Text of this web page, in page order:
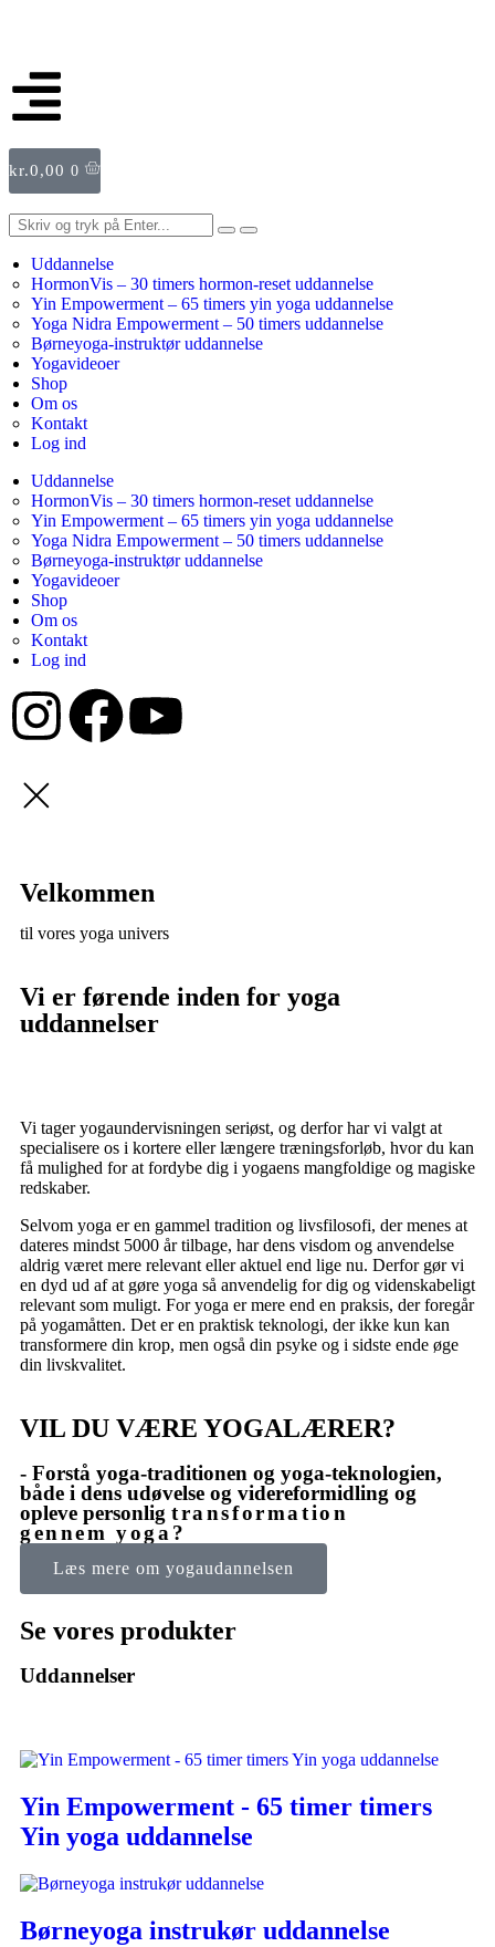
kr.0,00 0
Uddannelse
HormonVis – 30 timers hormon-reset uddannelse
Yin Empowerment – 65 timers yin yoga uddannelse
Yoga Nidra Empowerment – 50 timers uddannelse
Børneyoga-instruktør uddannelse
Yogavideoer
Shop
Om os
Kontakt
Log ind
Uddannelse
HormonVis – 30 timers hormon-reset uddannelse
Yin Empowerment – 65 timers yin yoga uddannelse
Yoga Nidra Empowerment – 50 timers uddannelse
Børneyoga-instruktør uddannelse
Yogavideoer
Shop
Om os
Kontakt
Log ind
Velkommen
til vores yoga univers
Vi er førende inden for yoga
uddannelser
Vi tager yogaundervisningen seriøst, og derfor har vi valgt at
specialisere os i kortere eller længere træningsforløb, hvor du kan
få mulighed for at fordybe dig i yogaens mangfoldige og magiske
redskaber.
Selvom yoga er en gammel tradition og livsfilosofi, der menes at
dateres mindst 5000 år tilbage, har dens visdom og anvendelse
aldrig været mere relevant eller aktuel end lige nu. Derfor gør vi
en dyd ud af at gøre yoga så anvendelig for dig og videnskabeligt
relevant som muligt. For yoga er mere end en praksis, der foregår
på yogamåtten. Det er en praktisk teknologi, der ikke kun kan
transformere din krop, men også din psyke og i sidste ende øge
din livskvalitet.
VIL DU VÆRE YOGALÆRER?
- Forstå yoga-traditionen og yoga-teknologien,
både i dens udøvelse og videreformidling og
opleve personlig transformation
gennem yoga?
Læs mere om yogaudannelsen
Se vores produkter
Uddannelser
Yin Empowerment - 65 timer timers
Yin yoga uddannelse
Børneyoga instrukør uddannelse